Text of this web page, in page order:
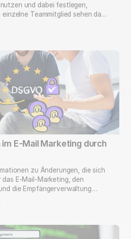
und dabei festlegen,
Teammitglied sehen darf
Benutzern im Konto
E-Mail Marketing durch
zu Änderungen, die sich
das E-Mail-Marketing, den
die Empfängerverwaltung